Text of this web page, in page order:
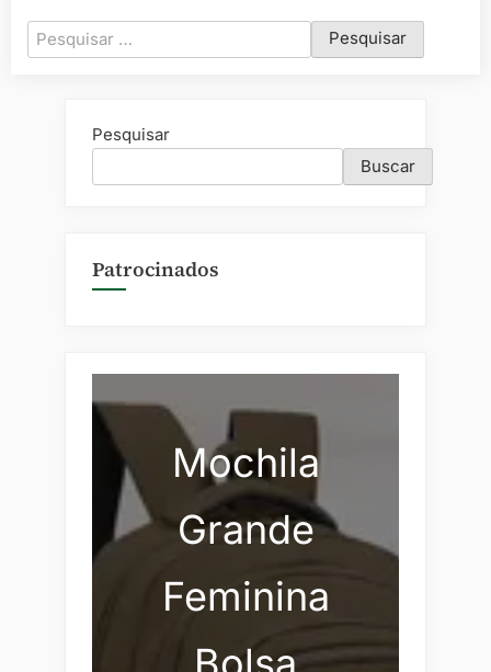
Pesquisar
por:
Pesquisar
Buscar
Patrocinados
Mochila
Grande
Feminina